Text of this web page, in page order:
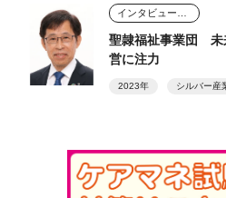
聖隷福祉事業団 未
営に注力
2023年 シルバー産